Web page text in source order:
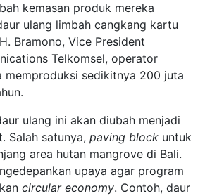
kemasan produk mereka
ulang limbah cangkang kartu
Bramono, Vice President
Telkomsel, operator
memproduksi sedikitnya 200 juta
ulang ini akan diubah menjadi
Salah satunya, paving block untuk
area hutan mangrove di Bali.
upaya agar program
circular economy. Contoh, daur